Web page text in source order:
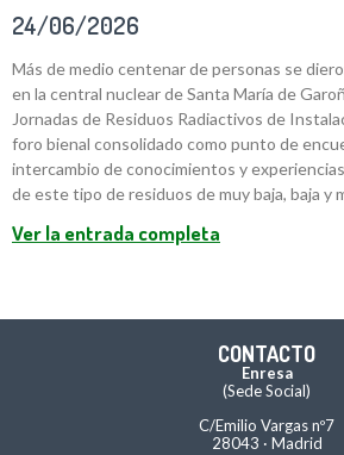
24/06/2026
Más de medio centenar de personas se
en la central nuclear de Santa María de
Jornadas de Residuos Radiactivos de
foro bienal consolidado como punto de
intercambio de conocimientos y
de este tipo de residuos de muy baja, baja y
Ver la entrada completa
CONTACTO
Enresa
(Sede Social)
C/Emilio Vargas nº7
28043 · Madrid